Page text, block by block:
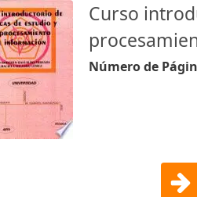
Curso
Número de